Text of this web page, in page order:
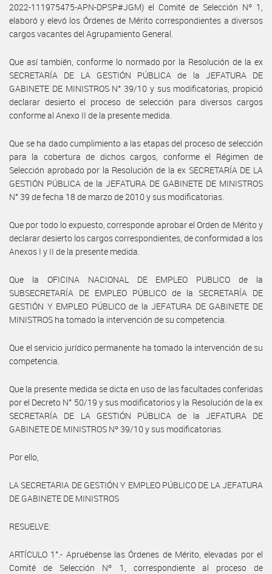
2022-111975475-APN-DPSP#JGM) el Comité de Selección Nº 1,
elaboró y elevó los Órdenes de Mérito correspondientes a diversos
cargos vacantes del Agrupamiento General.
Que así también, conforme lo normado por la Resolución de la ex
SECRETARÍA DE LA GESTIÓN PÚBLICA de la JEFATURA DE
GABINETE DE MINISTROS N° 39/10 y sus modificatorias, propició
declarar desierto el proceso de selección para diversos cargos
conforme al Anexo II de la presente medida.
Que se ha dado cumplimiento a las etapas del proceso de selección
para la cobertura de dichos cargos, conforme el Régimen de
Selección aprobado por la Resolución de la ex SECRETARÍA DE LA
GESTIÓN PÚBLICA de la JEFATURA DE GABINETE DE MINISTROS
N° 39 de fecha 18 de marzo de 2010 y sus modificatorias.
Que por todo lo expuesto, corresponde aprobar el Orden de Mérito y
declarar desierto los cargos correspondientes, de conformidad a los
Anexos I y II de la presente medida.
Que la OFICINA NACIONAL DE EMPLEO PUBLICO de la
SUBSECRETARÍA DE EMPLEO PÚBLICO de la SECRETARÍA DE
GESTIÓN Y EMPLEO PÚBLICO de la JEFATURA DE GABINETE DE
MINISTROS ha tomado la intervención de su competencia.
Que el servicio jurídico permanente ha tomado la intervención de su
competencia.
Que la presente medida se dicta en uso de las facultades conferidas
por el Decreto N° 50/19 y sus modificatorios y la Resolución de la ex
SECRETARÍA DE LA GESTIÓN PÚBLICA de la JEFATURA DE
GABINETE DE MINISTROS Nº 39/10 y sus modificatorias.
Por ello,
LA SECRETARIA DE GESTIÓN Y EMPLEO PÚBLICO DE LA JEFATURA
DE GABINETE DE MINISTROS
RESUELVE:
ARTÍCULO 1°.- Apruébense las Órdenes de Mérito, elevadas por el
Comité de Selección Nº 1, correspondiente al proceso de